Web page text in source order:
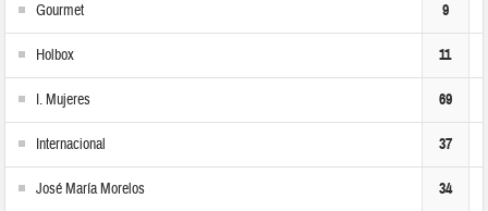
Gourmet 9
Holbox 11
I. Mujeres 69
Internacional 37
José María Morelos 34